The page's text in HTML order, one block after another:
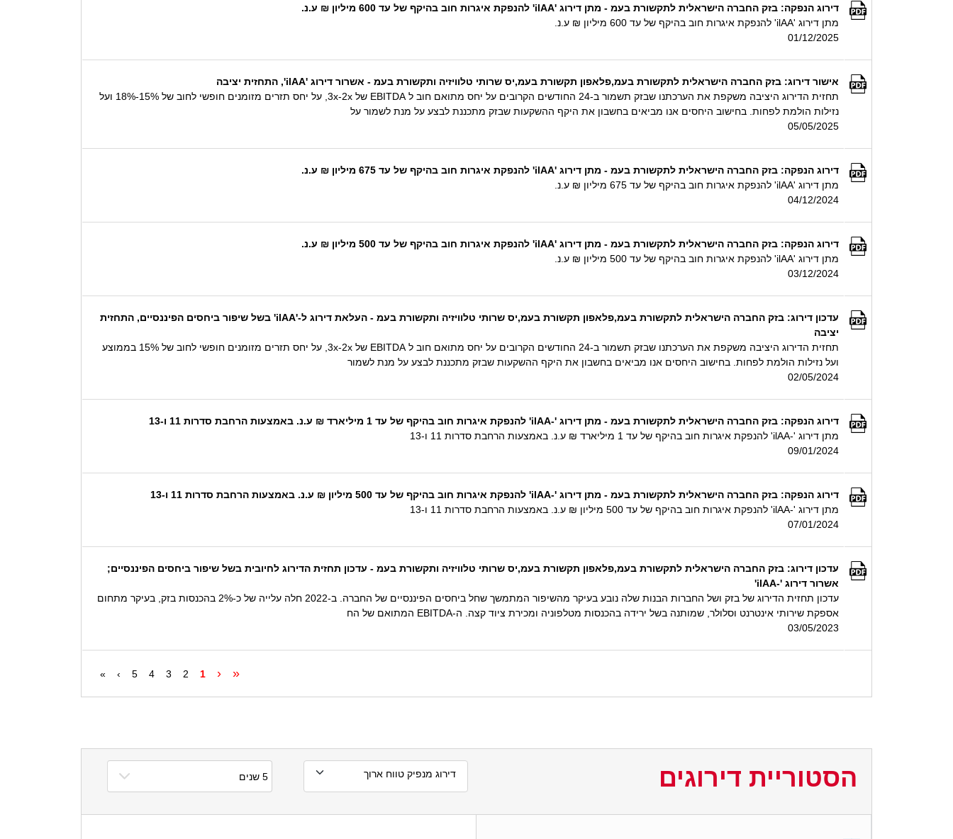
דירוג הנפקה: בזק החברה הישראלית לתקשורת בעמ - מתן דירוג 'ilAA' להנפקת איגרות חוב בהיקף של עד 600 מיליון ₪ ע.נ.
מתן דירוג 'ilAA' להנפקת איגרות חוב בהיקף של עד 600 מיליון ₪ ע.נ.
01/12/2025
אישור דירוג: בזק החברה הישראלית לתקשורת בעמ,פלאפון תקשורת בעמ,יס שרותי טלוויזיה ותקשורת בעמ - אשרור דירוג 'ilAA', התחזית יציבה
תחזית הדירוג היציבה משקפת את הערכתנו שבזק תשמור ב-24 החודשים הקרובים על יחס מתואם חוב ל EBITDA של 2x‏-‏3x, על יחס תזרים מזומנים חופשי לחוב של 15%-18% ועל
נזילות הולמת לפחות. בחישוב היחסים אנו מביאים בחשבון את היקף ההשקעות שבזק מתכננת לבצע על מנת לשמור על
05/05/2025
דירוג הנפקה: בזק החברה הישראלית לתקשורת בעמ - מתן דירוג 'ilAA' להנפקת איגרות חוב בהיקף של עד 675 מיליון ₪ ע.נ.
מתן דירוג 'ilAA' להנפקת איגרות חוב בהיקף של עד 675 מיליון ₪ ע.נ.
04/12/2024
דירוג הנפקה: בזק החברה הישראלית לתקשורת בעמ - מתן דירוג 'ilAA' להנפקת איגרות חוב בהיקף של עד 500 מיליון ₪ ע.נ.
מתן דירוג 'ilAA' להנפקת איגרות חוב בהיקף של עד 500 מיליון ₪ ע.נ.
03/12/2024
עדכון דירוג: בזק החברה הישראלית לתקשורת בעמ,פלאפון תקשורת בעמ,יס שרותי טלוויזיה ותקשורת בעמ - העלאת דירוג ל-'ilAA' בשל שיפור ביחסים הפיננסיים, התחזית
יציבה
תחזית הדירוג היציבה משקפת את הערכתנו שבזק תשמור ב-24 החודשים הקרובים על יחס מתואם חוב ל EBITDA של 2x‏-‏3x, על יחס תזרים מזומנים חופשי לחוב של 15% בממוצע
ועל נזילות הולמת לפחות. בחישוב היחסים אנו מביאים בחשבון את היקף ההשקעות שבזק מתכננת לבצע על מנת לשמור
02/05/2024
דירוג הנפקה: בזק החברה הישראלית לתקשורת בעמ - מתן דירוג '-ilAA' להנפקת איגרות חוב בהיקף של עד 1 מיליארד ₪ ע.נ. באמצעות הרחבת סדרות 11 ו-13
מתן דירוג '-ilAA' להנפקת איגרות חוב בהיקף של עד 1 מיליארד ₪ ע.נ. באמצעות הרחבת סדרות 11 ו-13
09/01/2024
דירוג הנפקה: בזק החברה הישראלית לתקשורת בעמ - מתן דירוג '-ilAA' להנפקת איגרות חוב בהיקף של עד 500 מיליון ₪ ע.נ. באמצעות הרחבת סדרות 11 ו-13
מתן דירוג '-ilAA' להנפקת איגרות חוב בהיקף של עד 500 מיליון ₪ ע.נ. באמצעות הרחבת סדרות 11 ו-13
07/01/2024
עדכון דירוג: בזק החברה הישראלית לתקשורת בעמ,פלאפון תקשורת בעמ,יס שרותי טלוויזיה ותקשורת בעמ - עדכון תחזית הדירוג לחיובית בשל שיפור ביחסים הפיננסיים;
אשרור דירוג '-ilAA'
עדכון תחזית הדירוג של בזק ושל החברות הבנות שלה נובע בעיקר מהשיפור המתמשך שחל ביחסים הפיננסיים של החברה. ב-2022 חלה עלייה של כ-2% בהכנסות בזק, בעיקר מתחום
אספקת שירותי אינטרנט וסלולר, שמותנה בשל ירידה בהכנסות מטלפוניה ומכירת ציוד קצה. ה-EBITDA המתואם של הח
03/05/2023
«
‹
1
2
3
4
5
›
»
הסטוריית דירוגים דירוג מנפיק טווח ארוך